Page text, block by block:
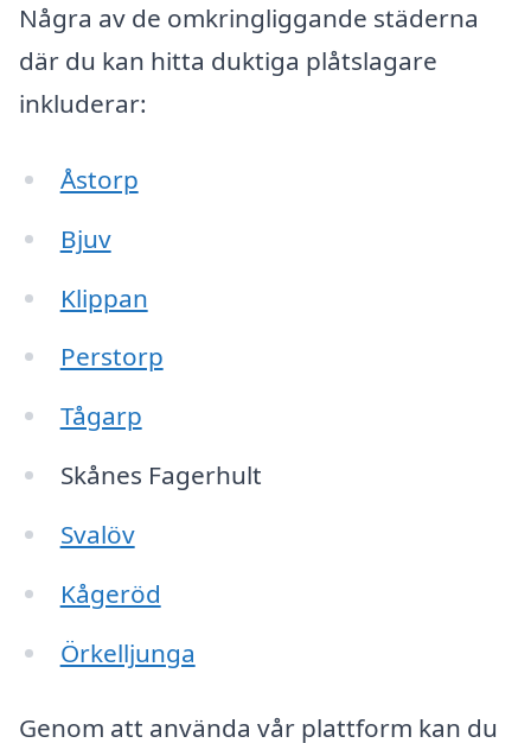
Några av de omkringliggande städerna
där du kan hitta duktiga plåtslagare
inkluderar:
Åstorp
Bjuv
Klippan
Perstorp
Tågarp
Skånes Fagerhult
Svalöv
Kågeröd
Örkelljunga
Genom att använda vår plattform kan du